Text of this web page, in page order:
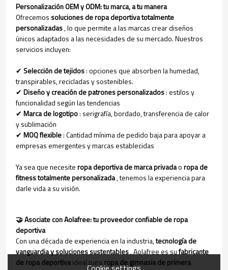
Personalización OEM y ODM: tu marca, a tu manera
Ofrecemos soluciones de ropa deportiva totalmente
personalizadas, lo que permite a las marcas crear diseños
únicos adaptados a las necesidades de su mercado. Nuestros
servicios incluyen:
✔ Selección de tejidos: opciones que absorben la humedad,
transpirables, recicladas y sostenibles.
✔ Diseño y creación de patrones personalizados: estilos y
funcionalidad según las tendencias
✔ Marca de logotipo: serigrafía, bordado, transferencia de calor
y sublimación
✔ MOQ flexible: Cantidad mínima de pedido baja para apoyar a
empresas emergentes y marcas establecidas
Ya sea que necesiteropa deportiva de marca privadaoropa de
fitness totalmente personalizada, tenemos la experiencia para
darle vida a su visión.
🤝 Asociate con Aolafree: tu proveedor confiable de ropa
deportiva
Con una década de experiencia en la industria,tecnología de
vanguardia y soluciones sustentables, Aolafree es sufabricante
de ropa deportivaideal pararopa de gimnasia de primera